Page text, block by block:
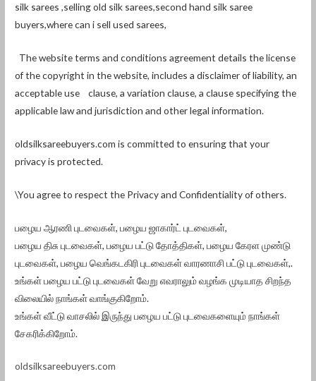
silk sarees ,selling old silk sarees,second hand silk saree
buyers,where can i sell used sarees,
The website terms and conditions agreement details the license
of the copyright in the website, includes a disclaimer of liability, an
acceptable use clause, a variation clause, a clause specifying the
applicable law and jurisdiction and other legal information.
oldsilksareebuyers.com is committed to ensuring that your
privacy is protected.
\You agree to respect the Privacy and Confidentiality of others.
பழைய ஆரணி புடவைகள், பழைய ஜாகார்ட் புடவைகள்,
பழைய திசு புடவைகள், பழைய பட்டு தோத்திகள், பழைய கேரள முண்டு
புடவைகள், பழைய வெங்கடகிரி புடவைகள் வாரணாசி பட்டு புடவைகள்,.
உங்கள் பழைய பட்டு புடவைகள் வேறு எவராலும் வழங்க முடியாத சிறந்த
விலையில் நாங்கள் வாங்குகிறோம்.
உங்கள் வீட்டு வாசலில் இருந்து பழைய பட்டு புடவைகளையும் நாங்கள்
சேகரிக்கிறோம்.
oldsilksareebuyers.com